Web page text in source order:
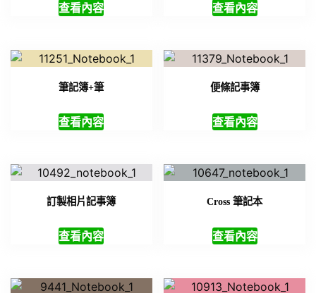
查看內容 查看內容
筆記簿+筆
查看內容
便條記事簿
查看內容
訂製相片記事簿
查看內容
Cross 筆記本
查看內容